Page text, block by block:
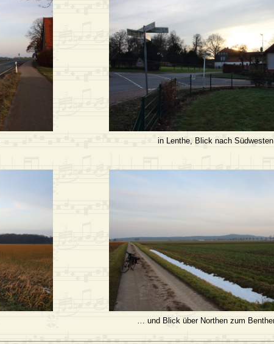
in Lenthe, Blick nach Südwesten
… und Blick über Northen zum